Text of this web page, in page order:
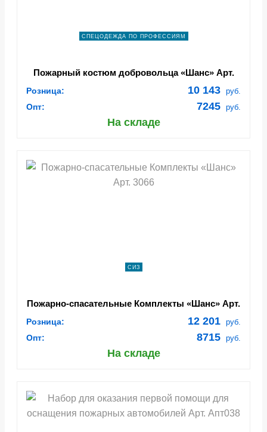
СПЕЦОДЕЖДА ПО ПРОФЕССИЯМ
Пожарный костюм добровольца «Шанс» Арт.
Розница: 10 143 руб.
Опт: 7245 руб.
На складе
СИЗ
Пожарно-спасательные Комплекты «Шанс» Арт.
Розница: 12 201 руб.
Опт: 8715 руб.
На складе